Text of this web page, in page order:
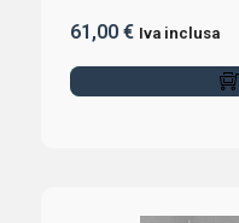
61,00 € Iva inclusa